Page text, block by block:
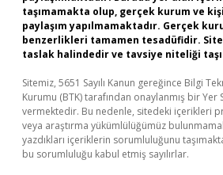
taşımamakta olup, gerçek kurum ve
paylaşım yapılmamaktadır. Gerçek
benzerlikleri tamamen tesadüfidir.
taslak halindedir ve tavsiye niteliği
Sitemiz, 5651 Sayılı Kanun gereğince Bilgi
Kurumu (BTK) tarafından onaylanmış bir Yer
vermektedir. Bu nedenle, sitedeki içerikleri
veya araştırma yükümlülüğümüz
yazdıkları içeriklerin sorumluluğunu
bu sorumluluğu kabul etmiş sayılırlar.